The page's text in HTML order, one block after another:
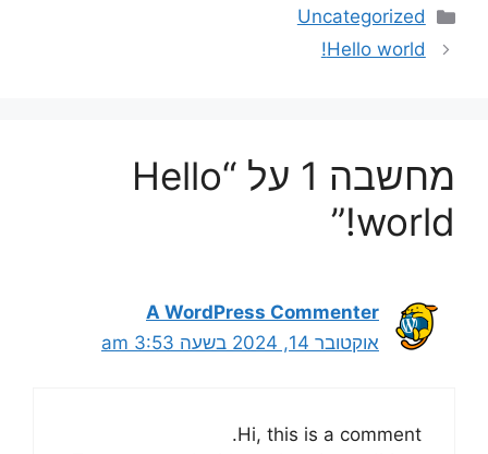
קטגוריות
Uncategorized
Hello world!
מחשבה 1 על “Hello
world!”
A WordPress Commenter
אוקטובר 14, 2024 בשעה 3:53 am
Hi, this is a comment.